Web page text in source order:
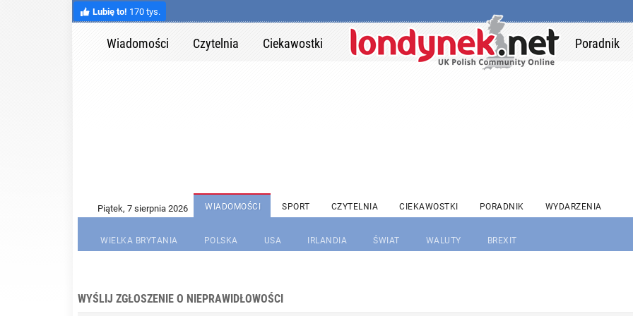
Lubię to! 170 tys.
Wiadomości Czytelnia Ciekawostki Poradnik
WIADOMOŚCI SPORT CZYTELNIA CIEKAWOSTKI PORADNIK WYDARZENIA
WIELKA BRYTANIA POLSKA USA IRLANDIA ŚWIAT WALUTY BREXIT
WYŚLIJ ZGŁOSZENIE O NIEPRAWIDŁOWOŚCI